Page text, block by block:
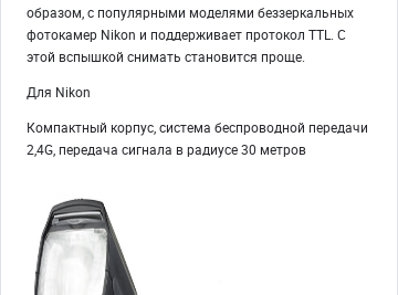
образом, с популярными моделями беззеркальных
фотокамер Nikon и поддерживает протокол TTL. C
этой вспышкой снимать становится проще.
Для Nikon
Компактный корпус, система беспроводной передачи
2,4G, передача сигнала в радиусе 30 метров